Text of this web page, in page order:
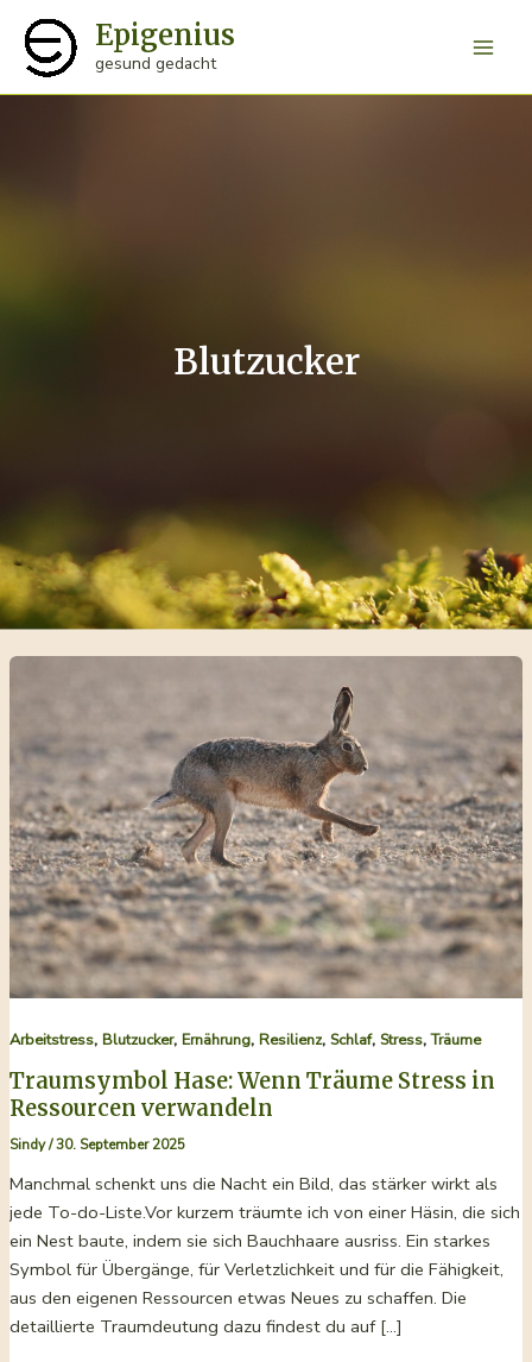
Inhalt
springen
Epigenius
gesund gedacht
Blutzucker
Arbeitstress, Blutzucker, Ernährung, Resilienz, Schlaf, Stress,Träume
Traumsymbol Hase: Wenn Träume Stress in
Ressourcen verwandeln
Sindy/30. September 2025
Manchmal schenkt uns die Nacht ein Bild, das stärker wirkt als
jede To-do-Liste.Vor kurzem träumte ich von einer Häsin, die sich
ein Nest baute, indem sie sich Bauchhaare ausriss. Ein starkes
Symbol für Übergänge, für Verletzlichkeit und für die Fähigkeit,
aus den eigenen Ressourcen etwas Neues zu schaffen. Die
detaillierte Traumdeutung dazu findest du auf […]